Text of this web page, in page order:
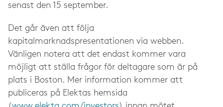
senast den 15 september.
Det går även att följa
kapitalmarknadspresentationen via webben.
Vänligen notera att det endast kommer vara
möjligt att ställa frågor för deltagare som är på
plats i Boston. Mer information kommer att
publiceras på Elektas hemsida